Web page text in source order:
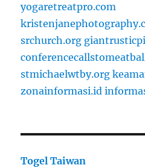
yogaretreatpro.com
srchurch.org
stmichaelwtby.org
zonainformasi.id
Togel Taiwan